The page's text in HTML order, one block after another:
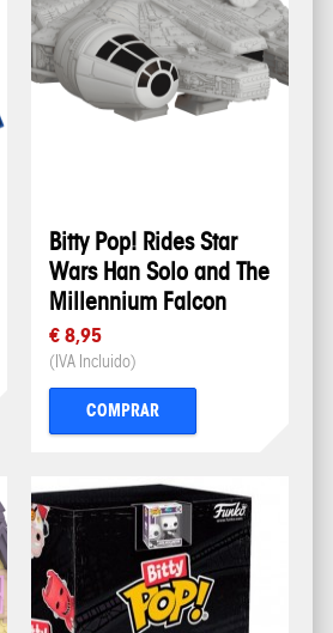
Bitty Pop! Rides Star
Wars Han Solo and The
Millennium Falcon
€ 8,95
(IVA Incluido)
COMPRAR